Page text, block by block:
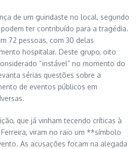
de um guindaste no local, segundo
ter contribuído para a tragédia.
72 pessoas, com 30 delas
hospitalar. Deste grupo, oito
“instável” no momento do
sérias questões sobre a
de eventos públicos em
que já vinham tecendo críticas à
viram no raio um **símbolo
As acusações focam na alegada